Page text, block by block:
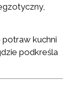
potraw kuchni
podkreśla